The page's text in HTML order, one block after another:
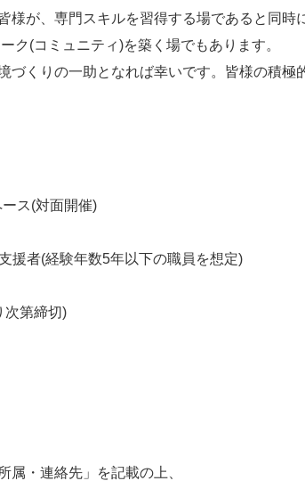
が、専門スキルを習得する場であると同時
ク(コミュニティ)を築く場でもあります。
づくりの一助となれば幸いです。皆様の積極
ス(対面開催)
援者(経験年数5年以下の職員を想定)
第締切)
属・連絡先」を記載の上、